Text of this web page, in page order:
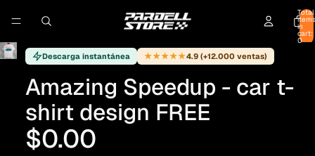
Total
items
in
cart:
0
Descarga instantánea ★★★★★4.9 (+12.000 ventas)
Amazing Speedup - car t-
shirt design FREE
$0.00